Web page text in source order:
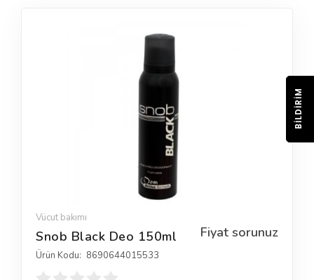
Vücut bakımı
Fiyat sorunuz
Snob Black Deo 150ml
Ürün Kodu: 8690644015533
BILDIRIM